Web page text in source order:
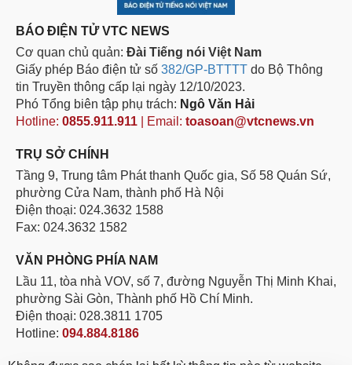
BÁO ĐIỆN TỬ VTC NEWS
Cơ quan chủ quản: Đài Tiếng nói Việt Nam
Giấy phép Báo điện tử số 382/GP-BTTTT do Bộ Thông
tin Truyền thông cấp lại ngày 12/10/2023.
Phó Tổng biên tập phụ trách: Ngô Văn Hải
Hotline: 0855.911.911 | Email: toasoan@vtcnews.vn
TRỤ SỞ CHÍNH
Tầng 9, Trung tâm Phát thanh Quốc gia, Số 58 Quán Sứ,
phường Cửa Nam, thành phố Hà Nội
Điện thoại: 024.3632 1588
Fax: 024.3632 1582
VĂN PHÒNG PHÍA NAM
Lầu 11, tòa nhà VOV, số 7, đường Nguyễn Thị Minh Khai,
phường Sài Gòn, Thành phố Hồ Chí Minh.
Điện thoại: 028.3811 1705
Hotline: 094.884.8186